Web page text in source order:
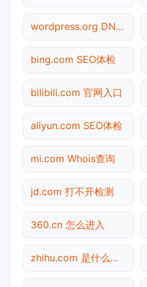
wordpress.org DNS解析
bing.com SEO体检
bilibili.com 官网入口
aliyun.com SEO体检
mi.com Whois查询
jd.com 打不开检测
360.cn 怎么进入
zhihu.com 是什么网站